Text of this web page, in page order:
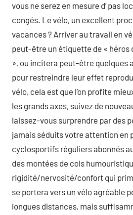
vous ne serez en mesure d’ pas
congés. Le vélo, un excellent
vacances ? Arriver au travail en
peut-être un étiquette de « héros
», ou incitera peut-être quelques
pour restreindre leur effet
vélo, cela est que l’on profite
les grands axes, suivez de
laissez-vous surprendre par des
jamais séduits votre attention en
cyclosportifs réguliers abonnés
des montées de cols
rigidité/nervosité/confort qui
se portera vers un vélo agréable
longues distances, mais